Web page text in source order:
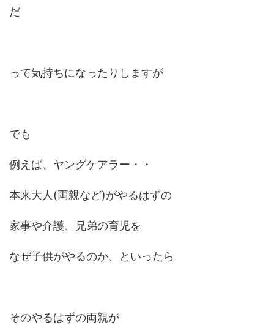
だ
って気持ちになったりしますが
でも
例えば、ヤングケアラー・・
本来大人(両親など)がやるはずの
家事や介護、兄弟の育児を
なぜ子供がやるのか、といったら
そのやるはずの両親が